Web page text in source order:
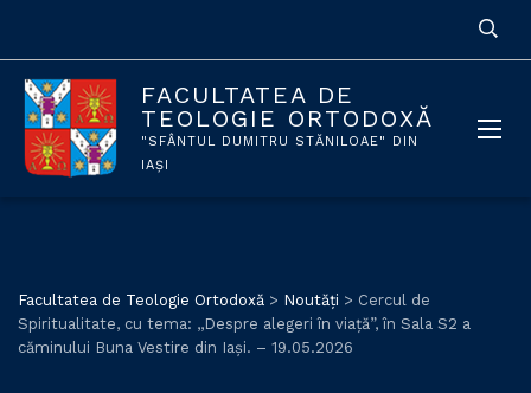
FACULTATEA DE
TEOLOGIE ORTODOXĂ
"SFÂNTUL DUMITRU STĂNILOAE" DIN
IAȘI
Facultatea de Teologie Ortodoxă > Noutăți > Cercul de
Spiritualitate, cu tema: ,,Despre alegeri în viață”, în Sala S2 a
căminului Buna Vestire din Iași. – 19.05.2026